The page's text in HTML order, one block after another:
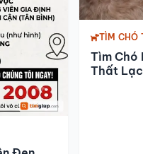
TÌM CHÓ
Tìm Chó
Thất Lạc